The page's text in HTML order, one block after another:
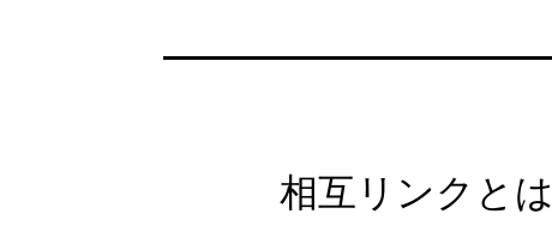
相互リンクとは